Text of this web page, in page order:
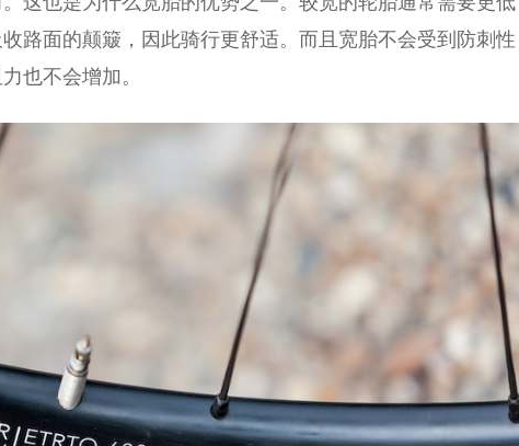
路面的颠簸，因此骑行更舒适。而且宽胎不会受到防刺性
也不会增加。